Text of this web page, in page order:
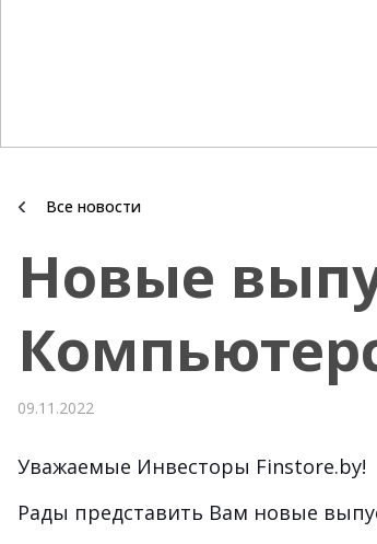
Все новости
Новые
09.11.2022
Уважаемые Инвесторы Finstore.by!
Рады представить Вам новые